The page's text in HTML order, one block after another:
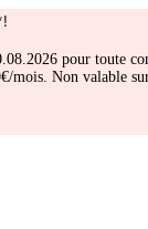
pour toute
Non valable